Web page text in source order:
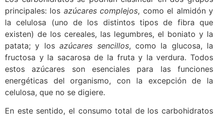
principales: los azúcares complejos, como el almidón y
la celulosa (uno de los distintos tipos de fibra que
existen) de los cereales, las legumbres, el boniato y la
patata; y losazúcares sencillos, como la glucosa, la
fructosa y la sacarosa de la fruta y la verdura. Todos
estos azúcares son esenciales para las funciones
energéticas del organismo, con la excepción de la
celulosa, que no se digiere.
En este sentido, el consumo total de los carbohidratos